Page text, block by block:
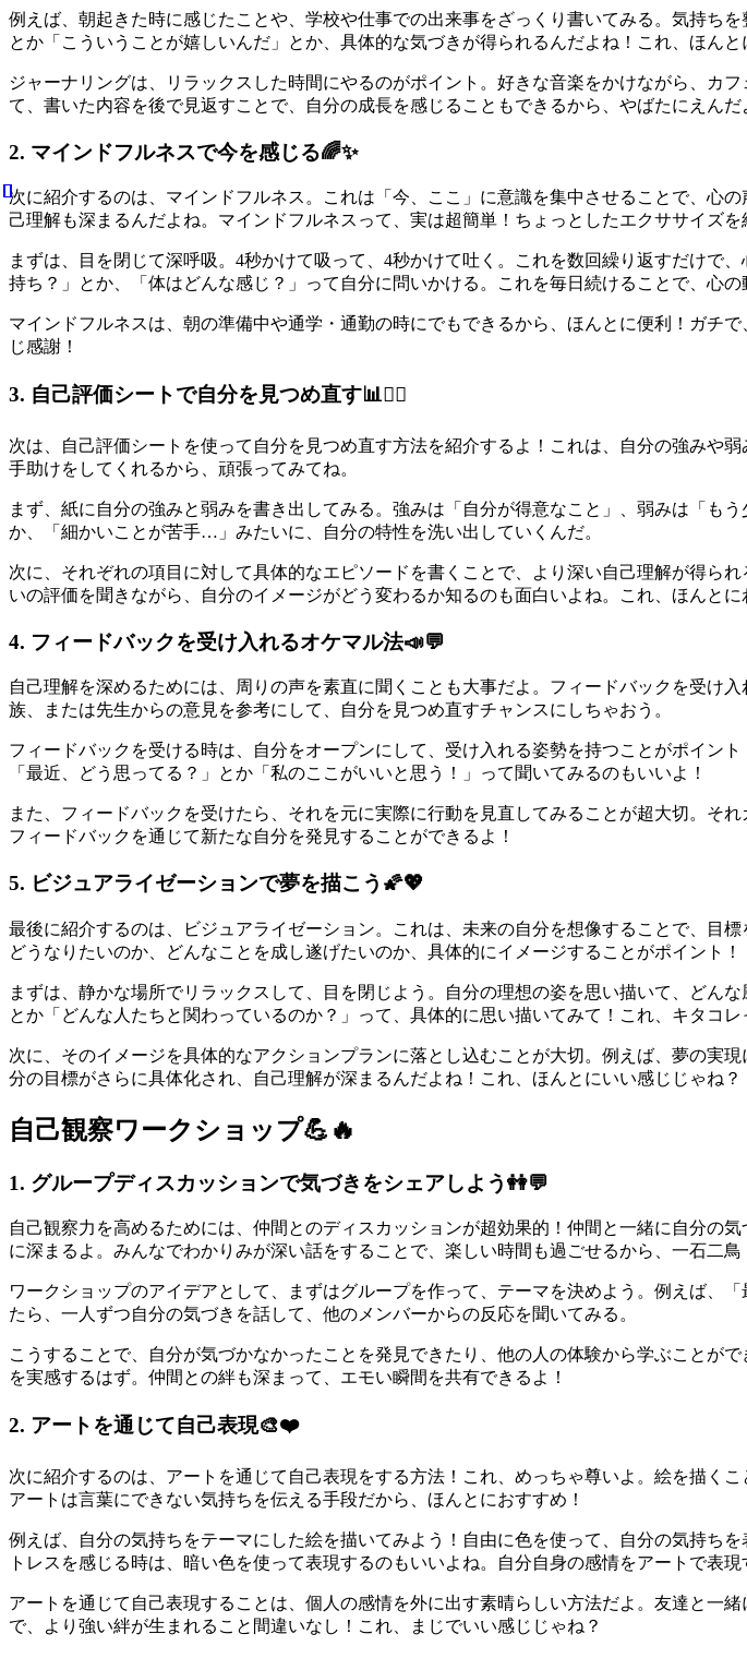
例えば、朝起きた時に感じたことや、学校や仕事での出来事をざっくり書いてみる。気持ち
とか「こういうことが嬉しいんだ」とか、具体的な気づきが得られるんだよね！これ、ほんと
ジャーナリングは、リラックスした時間にやるのがポイント。好きな音楽をかけながら、カ
て、書いた内容を後で見返すことで、自分の成長を感じることもできるから、やばたにえんだ
2. マインドフルネスで今を感じる🌈✨
次に紹介するのは、マインドフルネス。これは「今、ここ」に意識を集中させることで、心
己理解も深まるんだよね。マインドフルネスって、実は超簡単！ちょっとしたエクササイズを
まずは、目を閉じて深呼吸。4秒かけて吸って、4秒かけて吐く。これを数回繰り返すだけ
持ち？」とか、「体はどんな感じ？」って自分に問いかける。これを毎日続けることで、心の
マインドフルネスは、朝の準備中や通学・通勤の時にでもできるから、ほんとに便利！ガチ
じ感謝！
3. 自己評価シートで自分を見つめ直す📊🕵️‍♀️
次は、自己評価シートを使って自分を見つめ直す方法を紹介するよ！これは、自分の強みや
手助けをしてくれるから、頑張ってみてね。
まず、紙に自分の強みと弱みを書き出してみる。強みは「自分が得意なこと」、弱みは「も
か、「細かいことが苦手…」みたいに、自分の特性を洗い出していくんだ。
次に、それぞれの項目に対して具体的なエピソードを書くことで、より深い自己理解が得ら
いの評価を聞きながら、自分のイメージがどう変わるか知るのも面白いよね。これ、ほんとに
4. フィードバックを受け入れるオケマル法📣💬
自己理解を深めるためには、周りの声を素直に聞くことも大事だよ。フィードバックを受け
族、または先生からの意見を参考にして、自分を見つめ直すチャンスにしちゃおう。
フィードバックを受ける時は、自分をオープンにして、受け入れる姿勢を持つことがポイン
「最近、どう思ってる？」とか「私のここがいいと思う！」って聞いてみるのもいいよ！
また、フィードバックを受けたら、それを元に実際に行動を見直してみることが超大切。そ
フィードバックを通じて新たな自分を発見することができるよ！
5. ビジュアライゼーションで夢を描こう🌠💖
最後に紹介するのは、ビジュアライゼーション。これは、未来の自分を想像することで、目
どうなりたいのか、どんなことを成し遂げたいのか、具体的にイメージすることがポイント！
まずは、静かな場所でリラックスして、目を閉じよう。自分の理想の姿を思い描いて、どん
とか「どんな人たちと関わっているのか？」って、具体的に思い描いてみて！これ、キタコ
次に、そのイメージを具体的なアクションプランに落とし込むことが大切。例えば、夢の実
分の目標がさらに具体化され、自己理解が深まるんだよね！これ、ほんとにいい感じじゃね？
自己観察ワークショップ💪🔥
1. グループディスカッションで気づきをシェアしよう👭💬
自己観察力を高めるためには、仲間とのディスカッションが超効果的！仲間と一緒に自分の
に深まるよ。みんなでわかりみが深い話をすることで、楽しい時間も過ごせるから、一石二鳥
ワークショップのアイデアとして、まずはグループを作って、テーマを決めよう。例えば、
たら、一人ずつ自分の気づきを話して、他のメンバーからの反応を聞いてみる。
こうすることで、自分が気づかなかったことを発見できたり、他の人の体験から学ぶことが
を実感するはず。仲間との絆も深まって、エモい瞬間を共有できるよ！
2. アートを通じて自己表現🎨❤️
次に紹介するのは、アートを通じて自己表現をする方法！これ、めっちゃ尊いよ。絵を描く
アートは言葉にできない気持ちを伝える手段だから、ほんとにおすすめ！
例えば、自分の気持ちをテーマにした絵を描いてみよう！自由に色を使って、自分の気持ち
トレスを感じる時は、暗い色を使って表現するのもいいよね。自分自身の感情をアートで表
アートを通じて自己表現することは、個人の感情を外に出す素晴らしい方法だよ。友達と一
で、より強い絆が生まれること間違いなし！これ、まじでいい感じじゃね？